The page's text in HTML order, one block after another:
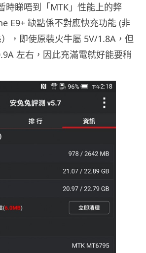
時睇唔到「MTK」性能上的弊
E9+ 缺點係不對應快充功能 (非
，即使原裝火牛屬 5V/1.8A，但
左右，因此充滿電就好能要稍